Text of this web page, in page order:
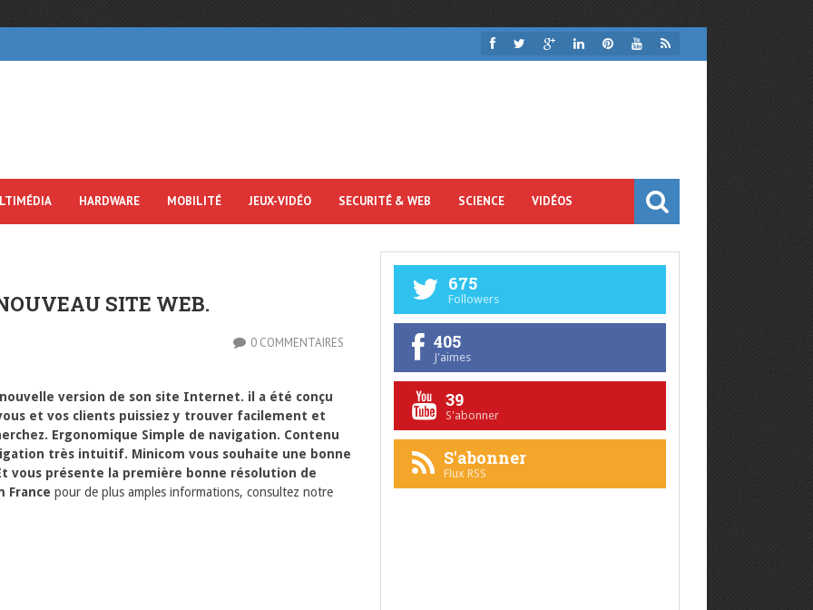
HARDWARE MOBILITÉ JEUX-VIDÉO SECURITÉ & WEB SCIENCE VIDÉOS
SITE WEB.
0 COMMENTAIRES
version de son site Internet. il a été conçu
et vos clients puissiez y trouver facilement et
Ergonomique Simple de navigation. Contenu
très intuitif. Minicom vous souhaite une bonne
vous présente la première bonne résolution de
France pour de plus amples informations, consultez notre
675
Followers
405
J'aimes
39
S'abonner
S'abonner
Flux RSS